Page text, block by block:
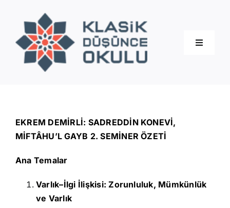
content
Toggle
Eğitimler
İletişim
EKREM DEMİRLİ: SADREDDİN KONEVİ,
MİFTÂHU’L GAYB 2. SEMİNER ÖZETİ
Ana Temalar
Varlık–İlgi İlişkisi: Zorunluluk, Mümkünlük
ve Varlık